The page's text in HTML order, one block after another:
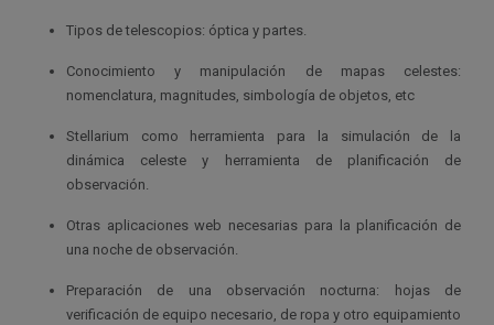
Tipos de telescopios: óptica y partes.
Conocimiento y manipulación de mapas celestes:
nomenclatura, magnitudes, simbología de objetos, etc
Stellarium como herramienta para la simulación de la
dinámica celeste y herramienta de planificación de
observación.
Otras aplicaciones web necesarias para la planificación de
una noche de observación.
Preparación de una observación nocturna: hojas de
verificación de equipo necesario, de ropa y otro equipamiento